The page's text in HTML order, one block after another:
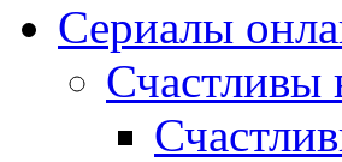
Сериалы
Счастливы